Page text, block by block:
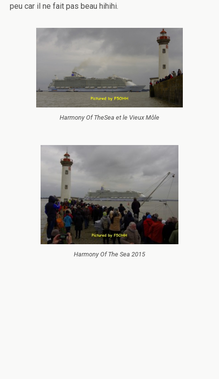
peu car il ne fait pas beau hihihi.
Harmony Of TheSea et le Vieux Môle
Harmony Of The Sea 2015